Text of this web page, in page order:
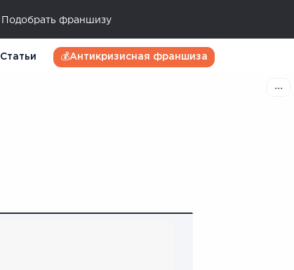
Подобрать франшизу
Статьи 💰Антикризисная франшиза